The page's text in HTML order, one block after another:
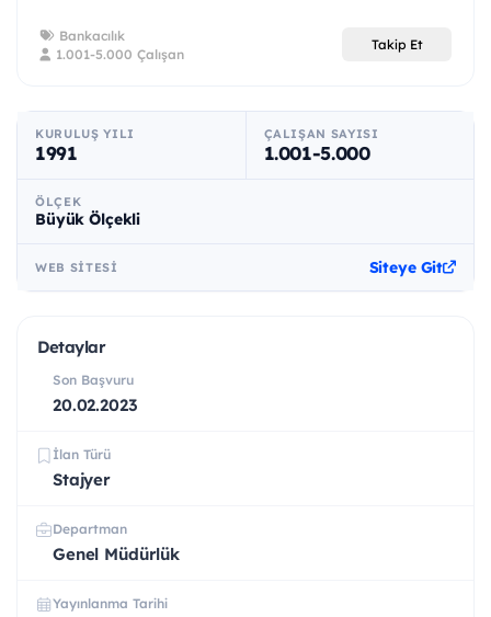
Bankacılık
1.001-5.000 Çalışan
Takip Et
KURULUŞ YILI
1991
ÇALIŞAN SAYISI
1.001-5.000
ÖLÇEK
Büyük Ölçekli
WEB SITESI Siteye Git
Detaylar
Son Başvuru
20.02.2023
İlan Türü
Stajyer
Departman
Genel Müdürlük
Yayınlanma Tarihi